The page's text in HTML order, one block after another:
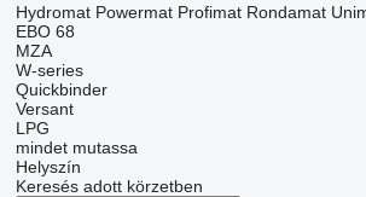
Hydromat Powermat Profimat Rondamat
EBO 68
MZA
W-series
Quickbinder
Versant
LPG
mindet mutassa
Helyszín
Keresés adott körzetben